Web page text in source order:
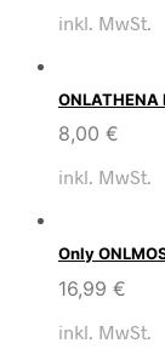
inkl. MwSt.
ONLATHENA
8,00 €
inkl. MwSt.
Only
16,99 €
inkl. MwSt.